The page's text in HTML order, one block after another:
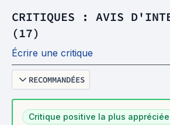
CRITIQUES : AVIS
(17)
Écrire une critique
RECOMMANDÉES
Critique positive la plus appréciée